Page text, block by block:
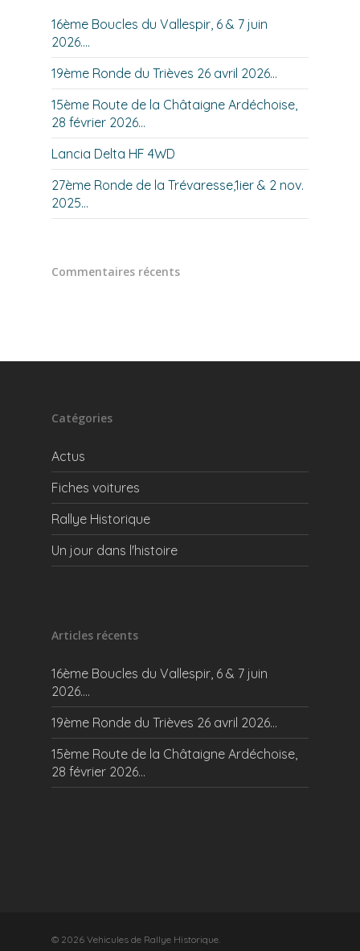
16ème Boucles du Vallespir, 6 & 7 juin
2026….
19ème Ronde du Trièves 26 avril 2026…
15ème Route de la Châtaigne Ardéchoise,
28 février 2026…
Lancia Delta HF 4WD
27ème Ronde de la Trévaresse,1ier & 2 nov.
2025…
Commentaires récents
Catégories
Actus
Fiches voitures
Rallye Historique
Un jour dans l'histoire
Articles récents
16ème Boucles du Vallespir, 6 & 7 juin
2026….
19ème Ronde du Trièves 26 avril 2026…
15ème Route de la Châtaigne Ardéchoise,
28 février 2026…
© 2026 Vehicules de Rallye Historique.